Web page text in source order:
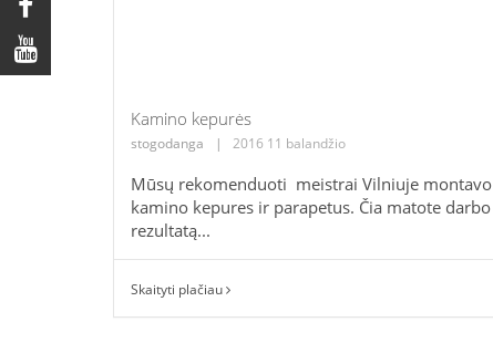
Kamino kepurės
stogodanga | 2016 11 balandžio
Mūsų rekomenduoti meistrai Vilniuje montavo
kamino kepures ir parapetus. Čia matote darbo
rezultatą...
Skaityti plačiau